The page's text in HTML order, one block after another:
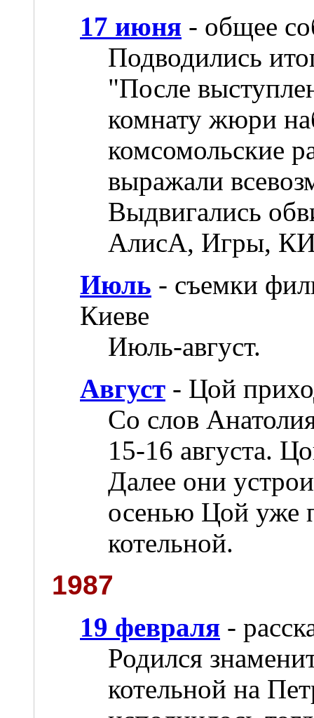
17 июня - общее
Подводились
"После
комнату жюри
комсомольские
выражали
Выдвигались
АлисА, Игры,
Июль - съемки
Киеве
Июль-август.
Август - Цой
Со слов
15-16 августа.
Далее они
осенью Цой уже
котельной.
1987
19 февраля -
Родился
котельной на